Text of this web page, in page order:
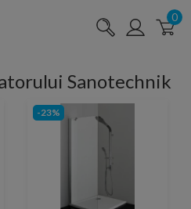
0
Sanotechnik
-23%